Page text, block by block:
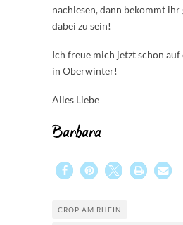
nachlesen, dann bekommt
dabei zu sein!
Ich freue mich jetzt schon auf
in Oberwinter!
Alles Liebe
Barbara
CROP AM RHEIN